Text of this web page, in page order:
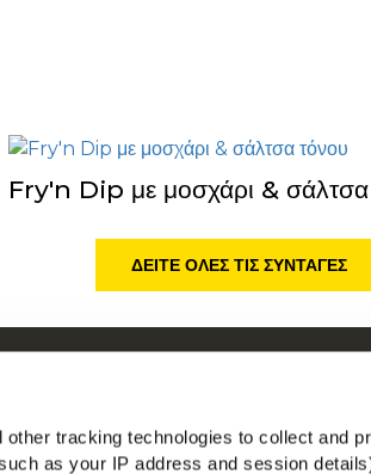
tracking technologies to collect and
as your IP address and session
Fry'n Dip με μοσχάρι & σάλτσα
ΔΕΊΤΕ ΌΛΕΣ ΤΙΣ ΣΥΝΤΑΓΈΣ
Roots